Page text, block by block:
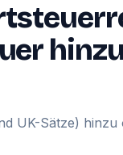
UK-Sätze) hinzu